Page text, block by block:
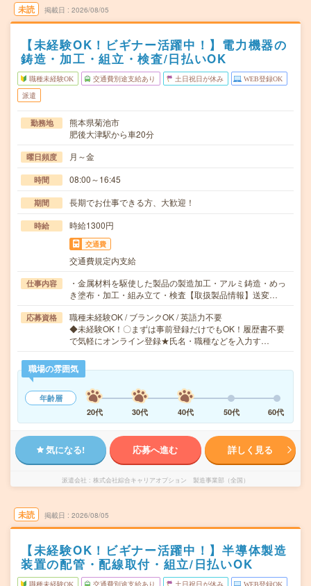
未読 掲載日 2026/08/05
【未経験OK！ビギナー活躍中！】電力機器の
鋳造・加工・組立・検査/日払いOK
職種未経験OK 交通費別途支給あり 土日祝日が休み WEB登録OK
派遣
勤務地
熊本県菊池市
肥後大津駅から車20分
曜日頻度 月～金
時間 08:00～16:45
期間 長期でお仕事できる方、大歓迎！
時給 時給1300円
交通費
交通費規定内支給
仕事内容
・金属材料を駆使した製品の製造加工・アルミ鋳造・めっ
き塗布・加工・組み立て・検査【取扱製品情報】送変…
応募資格
職種未経験OK / ブランクOK / 英語力不要
◆未経験OK！〇まずは事前登録だけでもOK！履歴書不要
で気軽にオンライン登録★氏名・職種などを入力す…
職場の雰囲気
年齢層
20代
30代 40代 50代 60代
気になる! 応募へ進む 詳しく見る
派遣会社 株式会社綜合キャリアオプション 製造事業部（全国）
未読 掲載日 2026/08/05
【未経験OK！ビギナー活躍中！】半導体製造
装置の配管・配線取付・組立/日払いOK
職種未経験OK 交通費別途支給あり 土日祝日が休み WEB登録OK